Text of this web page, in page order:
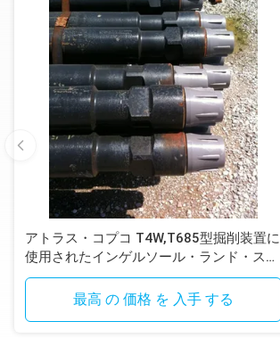
アトラス・コプコ T4W,T685型掘削装置に
使用されたインゲルソール・ランド・スタ
イル DTH掘削管
最高 の 価格 を 入手 する